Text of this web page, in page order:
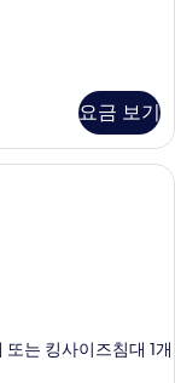
요금 보기
는 킹사이즈침대 1개